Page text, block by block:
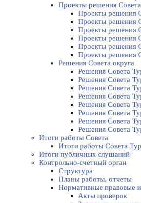
Проекты решения Cовета
Проекты решения
Проекты решения
Проекты решения
Проекты решения
Проекты решения
Проекты решения
Решения Совета округа
Решения Совета
Решения Совета
Решения Совета
Решения Совета
Решения Совета
Решения Совета
Решения Совета
Решения Совета
Итоги работы Совета
Итоги работы Совета
Итоги публичных слушаний
Контрольно-счетный орган
Структура
Планы работы, отчеты
Нормативные правовые
Акты проверок